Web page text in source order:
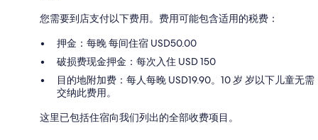
您需要到店支付以下费用。费用可能包含适用的税费：
押金：每晚 每间住宿 USD50.00
破损费现金押金：每次入住 USD 150
目的地附加费：每人每晚 USD19.90。10 岁 岁以下儿童无需
交纳此费用。
这里已包括住宿向我们列出的全部收费项目。